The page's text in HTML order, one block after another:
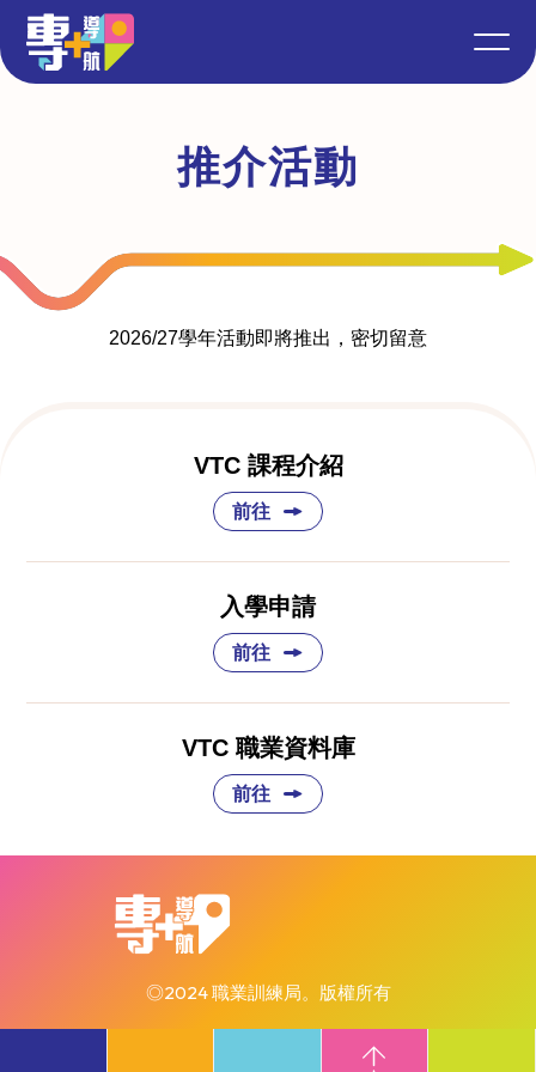
推介活動
2026/27學年活動即將推出，密切留意
VTC 課程介紹
前往
入學申請
前往
VTC 職業資料庫
前往
◎2024 職業訓練局。版權所有